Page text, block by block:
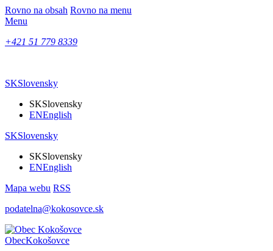
Rovno na obsah Rovno na menu
Menu
+421 51 779 8339
SKSlovensky
SKSlovensky
ENEnglish
SKSlovensky
SKSlovensky
ENEnglish
Mapa webu RSS
podatelna@kokosovce.sk
ObecKokošovce